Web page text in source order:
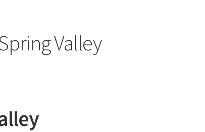
Valley